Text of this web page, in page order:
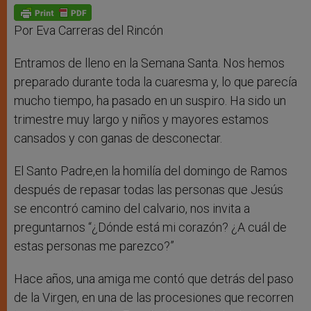
p
p
g
e
r
o
k
Por Eva Carreras del Rincón
Entramos de lleno en la Semana Santa. Nos hemos
preparado durante toda la cuaresma y, lo que parecía
mucho tiempo, ha pasado en un suspiro. Ha sido un
trimestre muy largo y niños y mayores estamos
cansados y con ganas de desconectar.
El Santo Padre,en la homilía del domingo de Ramos
después de repasar todas las personas que Jesús
se encontró camino del calvario, nos invita a
preguntarnos “¿Dónde está mi corazón? ¿A cuál de
estas personas me parezco?”
Hace años, una amiga me contó que detrás del paso
de la Virgen, en una de las procesiones que recorren